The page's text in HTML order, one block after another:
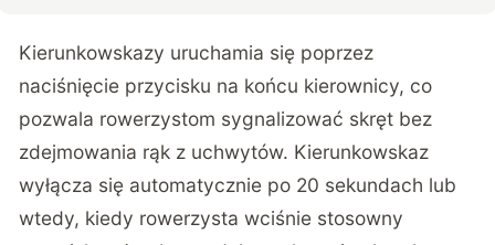
Kierunkowskazy uruchamia się poprzez
naciśnięcie przycisku na końcu kierownicy, co
pozwala rowerzystom sygnalizować skręt bez
zdejmowania rąk z uchwytów. Kierunkowskaz
wyłącza się automatycznie po 20 sekundach lub
wtedy, kiedy rowerzysta wciśnie stosowny